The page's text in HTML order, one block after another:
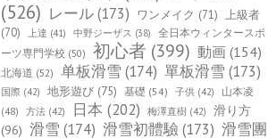
(526) レール(173) ワンメイク (71) 上級者
(70)
上達 (41) 中野ジーザス (38)
全日本ウィンタースポ
ーツ専門学校 (50) 初心者 (399) 動画 (154)
北海道 (52) 单板滑雪 (174) 單板滑雪 (173)
国際 (42) 地形遊び (75) 基礎 (54) 子供 (42)
山本凌
(48)
方法 (42) 日本 (202) 梅澤直樹 (42)
滑り方
(96) 滑雪 (174) 滑雪初體驗 (173) 滑雪團